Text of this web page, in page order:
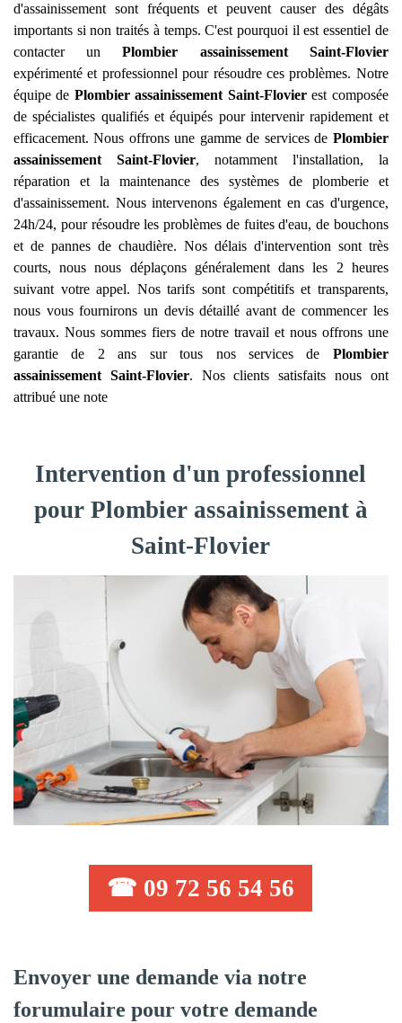
d'assainissement sont fréquents et peuvent causer des dégâts
importants si non traités à temps. C'est pourquoi il est essentiel de
contacter unPlombier assainissement
Saint-Flovier
expérimenté et professionnel pour résoudre ces problèmes. Notre
équipe de Plombier assainissement Saint-Flovierest composée
de spécialistes qualifiés et équipés pour intervenir rapidement et
efficacement. Nous offrons une gamme de services de Plombier
assainissement
Saint-Flovier, notamment l'installation, la
réparation et la maintenance des systèmes de plomberie et
d'assainissement. Nous intervenons également en cas d'urgence,
24h/24, pour résoudre les problèmes de fuites d'eau, de bouchons
et de pannes de chaudière. Nos délais d'intervention sont très
courts, nous nous déplaçons généralement dans les 2 heures
suivant votre appel. Nos tarifs sont compétitifs et transparents,
nous vous fournirons un devis détaillé avant de commencer les
travaux. Nous sommes fiers de notre travail et nous offrons une
garantie de 2 ans sur tous nos services de Plombier
assainissement Saint-Flovier. Nos clients satisfaits nous ont
attribué une note
Intervention d'un professionnel
pour Plombier assainissement à
Saint-Flovier
☎ 09 72 56 54 56
Envoyer une demande via notre
forumulaire pour votre demande